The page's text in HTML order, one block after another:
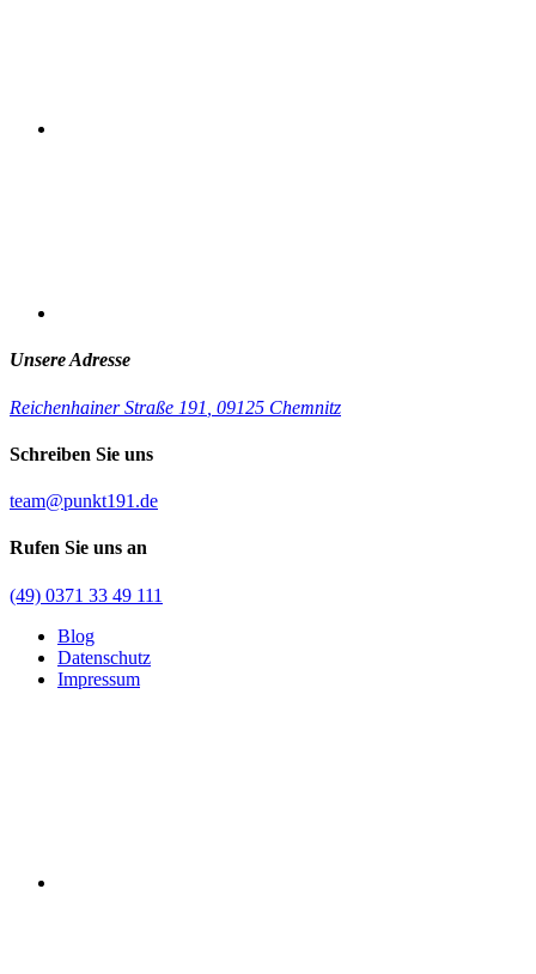
Unsere Adresse
Reichenhainer Straße 191 09125 Chemnitz
Schreiben Sie uns
team@punkt191.de
Rufen Sie uns an
(49) 0371 33 49 111
Blog
Datenschutz
Impressum